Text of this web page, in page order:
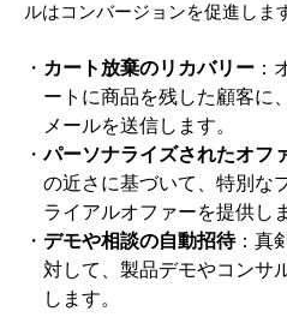
ルはコンバージョンを促進しま
カート放棄のリカバリー ：
ートに商品を残した顧客に
メールを送信します。
パーソナライズされたオフ
の近さに基づいて、特別な
ライアルオファーを提供し
デモや相談の自動招待：真
対して、製品デモやコンサ
します。